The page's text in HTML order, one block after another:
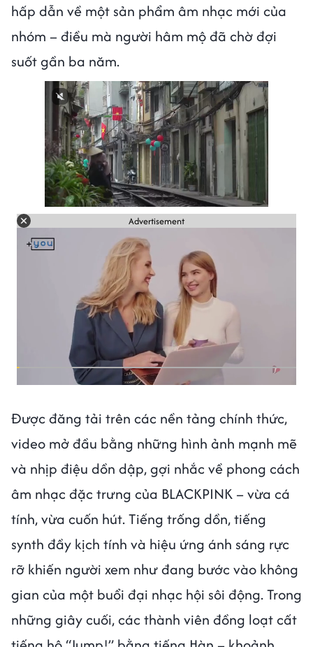
hấp dẫn về một sản phẩm âm nhạc mới của
nhóm – điều mà người hâm mộ đã chờ đợi
suốt gần ba năm.
Advertisement
Được đăng tải trên các nền tảng chính thức,
video mở đầu bằng những hình ảnh mạnh mẽ
và nhịp điệu dồn dập, gợi nhắc về phong cách
âm nhạc đặc trưng của BLACKPINK – vừa cá
tính, vừa cuốn hút. Tiếng trống dồn, tiếng
synth đầy kịch tính và hiệu ứng ánh sáng rực
rỡ khiến người xem như đang bước vào không
gian của một buổi đại nhạc hội sôi động. Trong
những giây cuối, các thành viên đồng loạt cất